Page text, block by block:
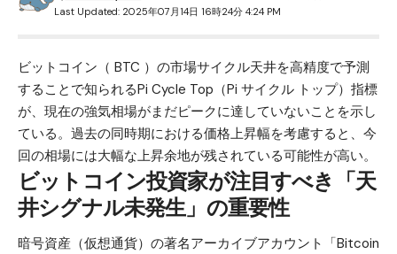
Last Updated: 2025年07月14日 16時24分 4:24 PM
ビットコイン（ BTC ） の市場サイクル天井を高精度で予測
することで知られるPi Cycle Top（Pi サイクル トップ）指標
が、現在の強気相場がまだピークに達していないことを示し
ている。過去の同時期における価格上昇幅を考慮すると、今
回の相場には大幅な上昇余地が残されている可能性が高い。
ビットコイン投資家が注目すべき「天
井シグナル未発生」の重要性
暗号資産（仮想通貨）の著名アーカイブアカウント「Bitcoin